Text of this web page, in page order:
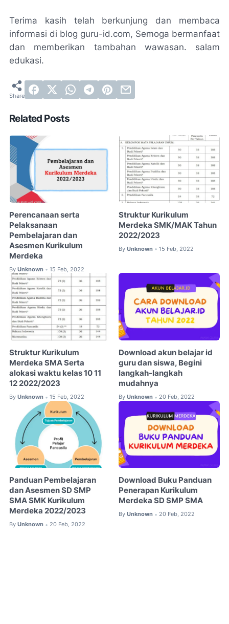
Terima kasih telah berkunjung dan membaca
informasi di blog guru-id.com, Semoga bermanfaat
dan memberikan tambahan wawasan. salam
edukasi.
Related Posts
Perencanaan serta
Pelaksanaan
Pembelajaran dan
Asesmen Kurikulum
Merdeka
By Unknown • 15 Feb, 2022
Struktur Kurikulum
Merdeka SMK/MAK Tahun
2022/2023
By Unknown • 15 Feb, 2022
Struktur Kurikulum
Merdeka SMA Serta
alokasi waktu kelas 10 11
12 2022/2023
By Unknown • 15 Feb, 2022
Download akun belajar id
guru dan siswa, Begini
langkah-langkah
mudahnya
By Unknown • 20 Feb, 2022
Panduan Pembelajaran
dan Asesmen SD SMP
SMA SMK Kurikulum
Merdeka 2022/2023
By Unknown • 20 Feb, 2022
Download Buku Panduan
Penerapan Kurikulum
Merdeka SD SMP SMA
By Unknown • 20 Feb, 2022